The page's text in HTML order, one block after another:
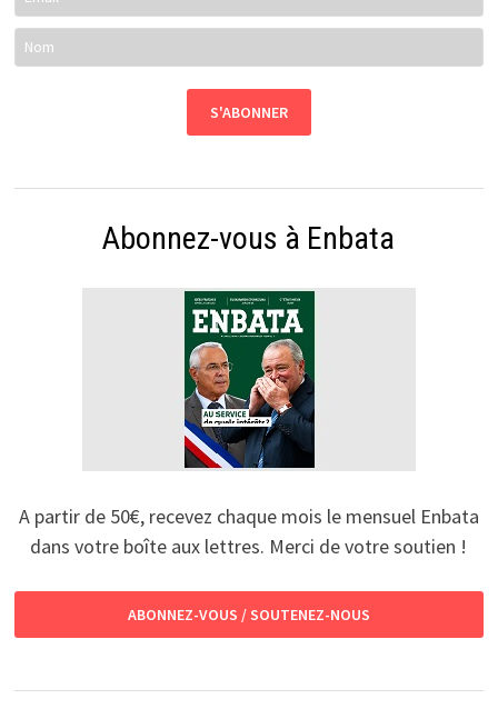
Abonnez-vous à Enbata
A partir de 50€, recevez chaque mois le mensuel Enbata
dans votre boîte aux lettres. Merci de votre soutien !
ABONNEZ-VOUS / SOUTENEZ-NOUS